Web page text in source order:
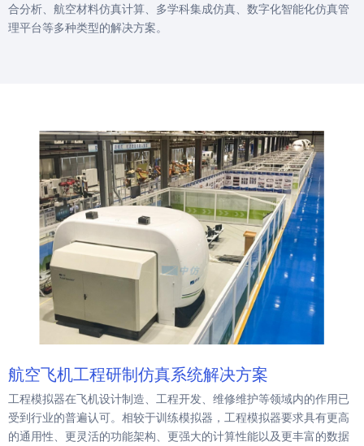
合分析、航空材料仿真计算、多学科集成仿真、数字化智能化仿真管
理平台等多种类型的解决方案。
航空飞机工程研制仿真系统解决方案
工程模拟器在飞机设计制造、工程开发、维修维护等领域内的作用已
受到行业的普遍认可。相较于训练模拟器，工程模拟器要求具有更高
的通用性、更灵活的功能架构、更强大的计算性能以及更丰富的数据